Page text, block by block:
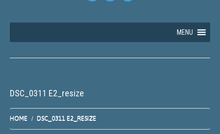
MENU
DSC_0311 E2_resize
HOME DSC_0311 E2_RESIZE